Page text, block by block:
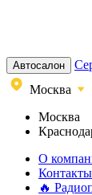
Автосалон
Москва
Москва
О
Контакты
🔥